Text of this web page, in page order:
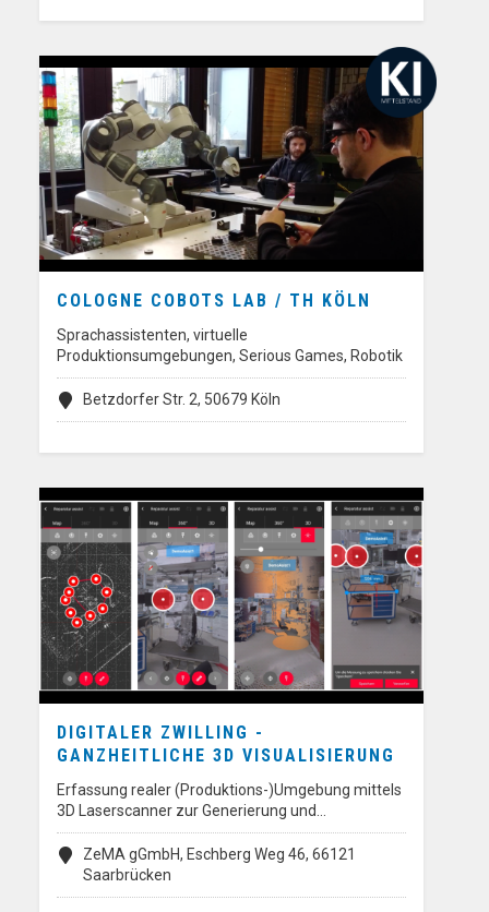
COLOGNE COBOTS LAB / TH KÖLN
Sprachassistenten, virtuelle
Produktionsumgebungen, Serious Games, Robotik
Betzdorfer Str. 2, 50679 Köln
DIGITALER ZWILLING -
GANZHEITLICHE 3D VISUALISIERUNG
Erfassung realer (Produktions-)Umgebung mittels
3D Laserscanner zur Generierung und…
ZeMA gGmbH, Eschberg Weg 46, 66121
Saarbrücken